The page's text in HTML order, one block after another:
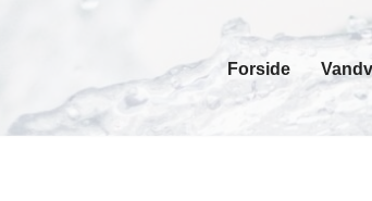
Forside